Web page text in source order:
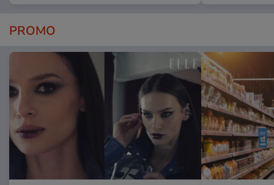
PROMO